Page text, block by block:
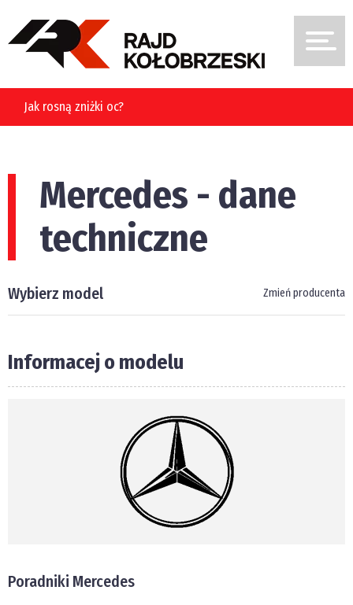
Jak rosną zniżki oc?
Mercedes - dane
techniczne
Wybierz model Zmień producenta
Informacej o modelu
Poradniki Mercedes